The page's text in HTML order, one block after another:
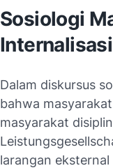
Sosiologi
Dalam diskursus
bahwa
masyarakat
larangan